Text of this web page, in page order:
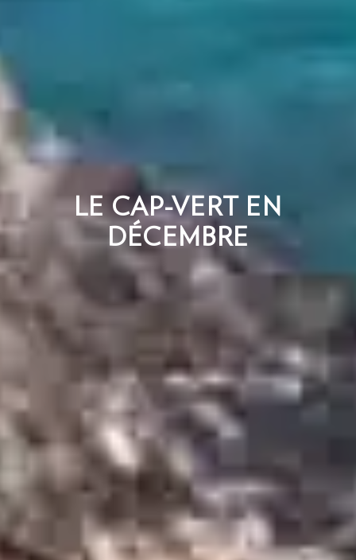
LE CAP-VERT EN
DÉCEMBRE